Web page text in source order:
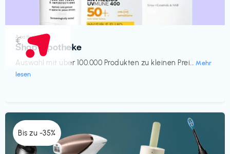
Apotheke
Shop Apotheke
Auswahl mit über 100.000 Produkten zu kleinen Prei... Mehr
lesen
€‎
Bis zu -35%